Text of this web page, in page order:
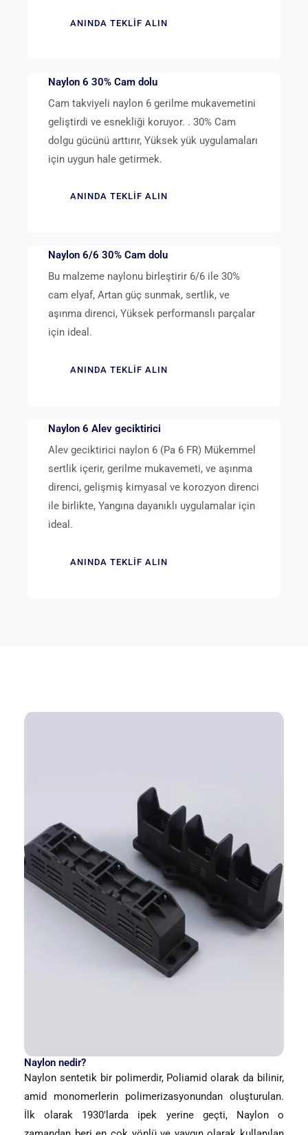
ANINDA TEKLIF ALIN
Naylon 6 30% Cam dolu
Cam takviyeli naylon 6 gerilme mukavemetini
geliştirdi ve esnekliği koruyor. . 30% Cam
dolgu gücünü arttırır, Yüksek yük uygulamaları
için uygun hale getirmek.
ANINDA TEKLIF ALIN
Naylon 6/6 30% Cam dolu
Bu malzeme naylonu birleştirir 6/6 ile 30%
cam elyaf, Artan güç sunmak, sertlik, ve
aşınma direnci, Yüksek performanslı parçalar
için ideal.
ANINDA TEKLIF ALIN
Naylon 6 Alev geciktirici
Alev geciktirici naylon 6 (Pa 6 FR) Mükemmel
sertlik içerir, gerilme mukavemeti, ve aşınma
direnci, gelişmiş kimyasal ve korozyon direnci
ile birlikte, Yangına dayanıklı uygulamalar için
ideal.
ANINDA TEKLIF ALIN
Naylon nedir?
Naylon sentetik bir polimerdir, Poliamid olarak da bilinir,
amid monomerlerin polimerizasyonundan oluşturulan.
İlk olarak 1930'larda ipek yerine geçti, Naylon o